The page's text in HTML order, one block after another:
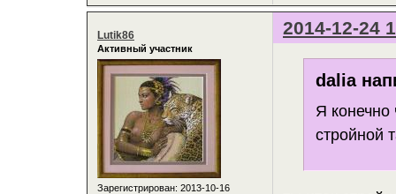
2014-12-24
Lutik86
Активный участник
Зарегистрирован: 2013-10-16
dalia
Я конечно
стройной